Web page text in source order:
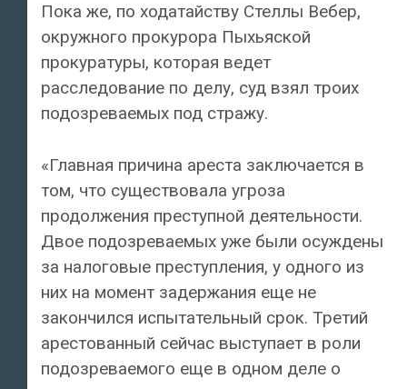
Пока же, по ходатайству Стеллы Вебер,
окружного прокурора Пыхьяской
прокуратуры, которая ведет
расследование по делу, суд взял троих
подозреваемых под стражу.
«Главная причина ареста заключается в
том, что существовала угроза
продолжения преступной деятельности.
Двое подозреваемых уже были осуждены
за налоговые преступления, у одного из
них на момент задержания еще не
закончился испытательный срок. Третий
арестованный сейчас выступает в роли
подозреваемого еще в одном деле о